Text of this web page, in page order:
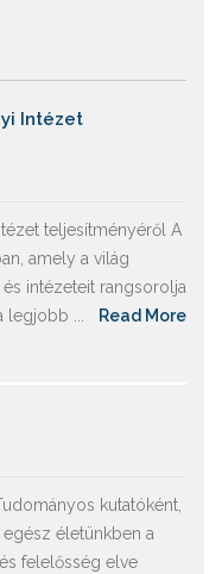
Intézet
teljesítményéről A
amely a világ
intézeteit rangsorolja
legjobb ...
Read More
kutatóként,
életünkben a
felelősség elve